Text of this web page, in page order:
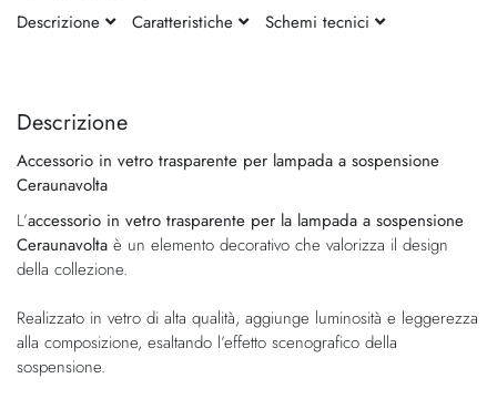
fine
galleria
di
immagini
della
di
immagini
Descrizione
Accessorio in vetro trasparente per lampada a sospensione
Ceraunavolta
L’accessorio in vetro trasparente per la lampada a sospensione
Ceraunavolta è un elemento decorativo che valorizza il design
della collezione.
Realizzato in vetro di alta qualità, aggiunge luminosità e leggerezza
alla composizione, esaltando l’effetto scenografico della
sospensione.
Descrizione
Caratteristiche Schemi tecnici